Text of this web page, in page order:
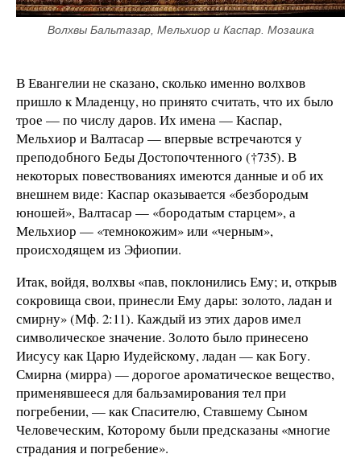
Волхвы Бальтазар, Мельхиор и Каспар. Мозаика
В Евангелии не сказано, сколько именно волхвов
пришло к Младенцу, но принято считать, что их было
трое — по числу даров. Их имена — Каспар,
Мельхиор и Валтасар — впервые встречаются у
преподобного Беды Достопочтенного (†735). В
некоторых повествованиях имеются данные и об их
внешнем виде: Каспар оказывается «безбородым
юношей», Валтасар — «бородатым старцем», а
Мельхиор — «темнокожим» или «черным»,
происходящем из Эфиопии.
Итак, войдя, волхвы «пав, поклонились Ему; и, открыв
сокровища свои, принесли Ему дары: золото, ладан и
смирну» (Мф. 2:11). Каждый из этих даров имел
символическое значение. Золото было принесено
Иисусу как Царю Иудейскому, ладан — как Богу.
Смирна (мирра) — дорогое ароматическое вещество,
применявшееся для бальзамирования тел при
погребении, — как Спасителю, Ставшему Сыном
Человеческим, Которому были предсказаны «многие
страдания и погребение».